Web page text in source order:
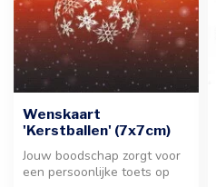
Wenskaart
'Kerstballen' (7x7cm)
Jouw boodschap zorgt voor
een persoonlijke toets op